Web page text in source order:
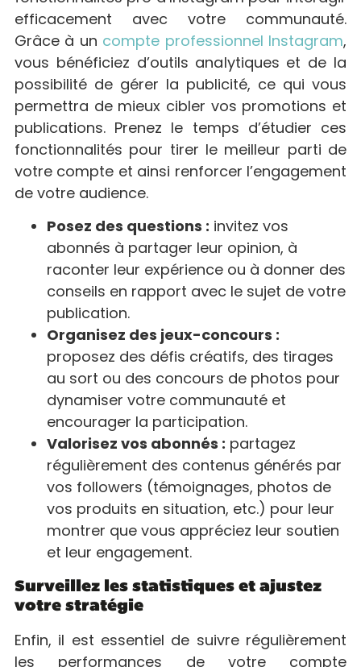
efficacement avec votre communauté.
Grâce à un compte professionnel Instagram,
vous bénéficiez d’outils analytiques et de la
possibilité de gérer la publicité, ce qui vous
permettra de mieux cibler vos promotions et
publications. Prenez le temps d’étudier ces
fonctionnalités pour tirer le meilleur parti de
votre compte et ainsi renforcer l’engagement
de votre audience.
Posez des questions : invitez vos
abonnés à partager leur opinion, à
raconter leur expérience ou à donner des
conseils en rapport avec le sujet de votre
publication.
Organisez des jeux-concours :
proposez des défis créatifs, des tirages
au sort ou des concours de photos pour
dynamiser votre communauté et
encourager la participation.
Valorisez vos abonnés : partagez
régulièrement des contenus générés par
vos followers (témoignages, photos de
vos produits en situation, etc.) pour leur
montrer que vous appréciez leur soutien
et leur engagement.
Surveillez les statistiques et ajustez
votre stratégie
Enfin, il est essentiel de suivre régulièrement
les performances de votre compte